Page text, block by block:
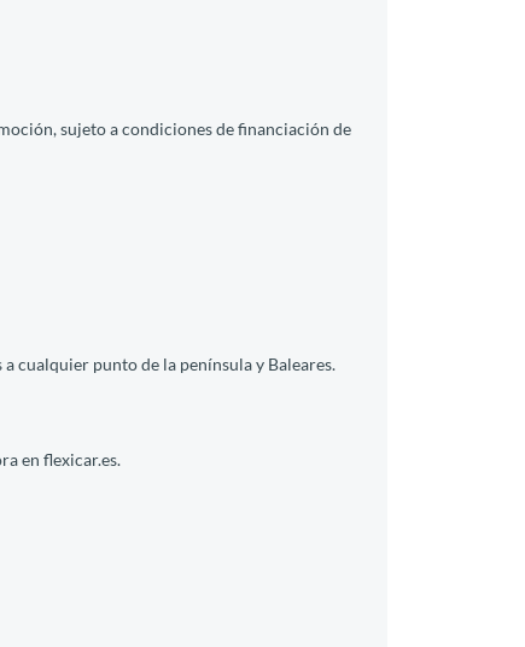
sujeto a condiciones de financiación de
cualquier punto de la península y Baleares.
en flexicar.es.